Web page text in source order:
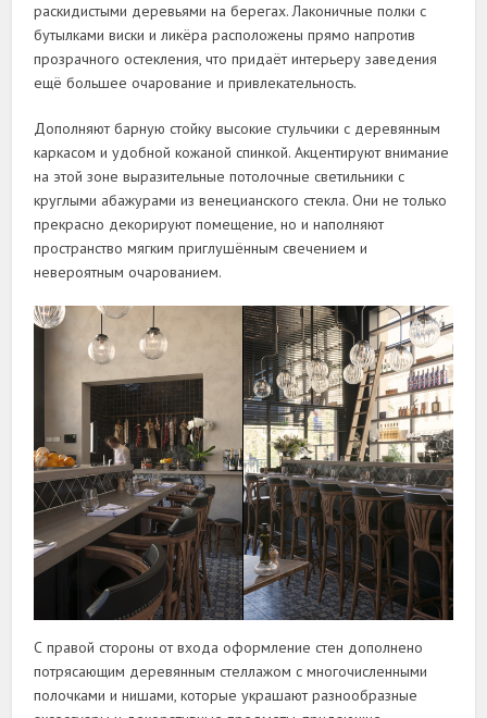
раскидистыми деревьями на берегах. Лаконичные полки с
бутылками виски и ликёра расположены прямо напротив
прозрачного остекления, что придаёт интерьеру заведения
ещё большее очарование и привлекательность.
Дополняют барную стойку высокие стульчики с деревянным
каркасом и удобной кожаной спинкой. Акцентируют внимание
на этой зоне выразительные потолочные светильники с
круглыми абажурами из венецианского стекла. Они не только
прекрасно декорируют помещение, но и наполняют
пространство мягким приглушённым свечением и
невероятным очарованием.
С правой стороны от входа оформление стен дополнено
потрясающим деревянным стеллажом с многочисленными
полочками и нишами, которые украшают разнообразные